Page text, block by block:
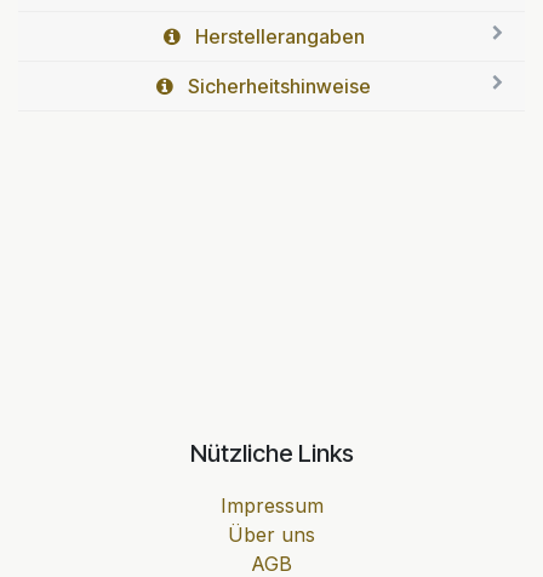
Herstellerangaben
Sicherheitshinweise
Nützliche Links
Impressum
Über uns
AGB